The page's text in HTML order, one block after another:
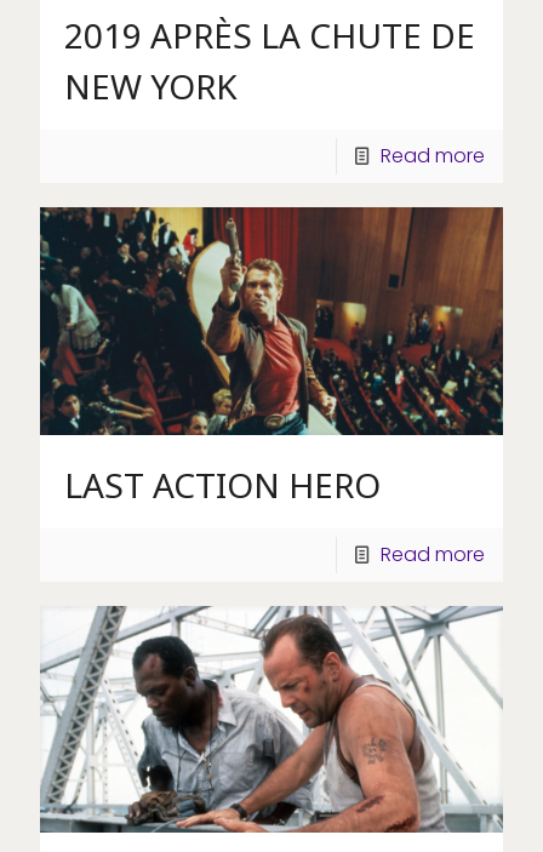
2019 APRÈS LA CHUTE DE
NEW YORK
Read more
LAST ACTION HERO
Read more